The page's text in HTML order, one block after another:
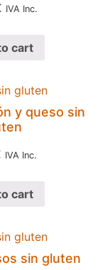
IVA Inc.
cart
gluten
y queso sin
IVA Inc.
cart
gluten
sin gluten